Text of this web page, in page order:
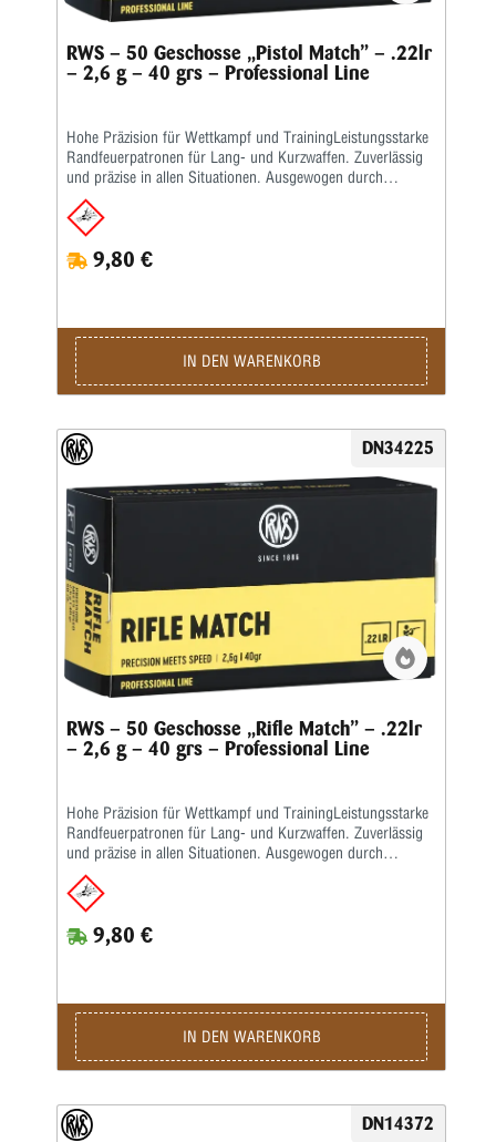
RWS – 50 Geschosse „Pistol Match” – .22lr
– 2,6 g – 40 grs – Professional Line
Hohe Präzision für Wettkampf und TrainingLeistungsstarke
Randfeuerpatronen für Lang- und Kurzwaffen. Zuverlässig
und präzise in allen Situationen. Ausgewogen durch
spezielle Zusammenstellung hochwertiger Komponenten –
vom Geschoss über das ausgewählte Pulver bis hin zur
hochpräzisen Laborierung.Die Merkmale auf einen Blick:
Sichere Funktion und hohe Präzision Ideal für Sport- und
Standardpistole auf 25 m • Zuverlässige Funktion auch in
Überzeugendes Preis-Leistungs-Verhältnis • Kaliber: .22
lang für Büchsen • Bleigeschoss, 2,6 g, V0 275 m/s
(Lauflänge: 13 cm)Kaliber: .22 lr • Gewicht: 2,6 g • Grains:
40 • Geschoss-Art: BR • Bleifrei: Nein • Waffentyp: Pistole •
Wettkampf • Geeignet für: Sportpistole / Standardpistole /
Schnellfeuerpistole / Feldpistole
9,80 €
IN DEN WARENKORB
DN34225
RWS – 50 Geschosse „Rifle Match” – .22lr
– 2,6 g – 40 grs – Professional Line
Hohe Präzision für Wettkampf und TrainingLeistungsstarke
Randfeuerpatronen für Lang- und Kurzwaffen. Zuverlässig
und präzise in allen Situationen. Ausgewogen durch
spezielle Zusammenstellung hochwertiger Komponenten –
vom Geschoss über das ausgewählte Pulver bis hin zur
hochpräzisen Laborierung.Die Merkmale auf einen Blick:
Das Ass im Gewehr • Spezialpatrone für den Gewehrbereich
• Optimale Geschwindigkeitsentwicklung • Sehr gutes
cm)Kaliber: .22 lr • Gewicht: 2,6 g • Grains: 40 • Geschoss-
Art: BR • Bleifrei: Nein • Waffentyp: Gewehr • BC-Wert:
0,132 • Anwendungsgebiete: Training / Wettkampf •
Geeignet für: Kleinkaliber 50 m liegend / Kleinkaliber 100 m
m liegend / Salonschießen (DK) / Biathlon 50 m
9,80 €
IN DEN WARENKORB
DN14372